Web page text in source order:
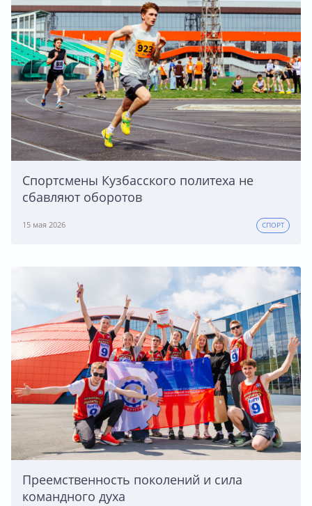
Спортсмены Кузбасского политеха не
сбавляют оборотов
15 мая 2026 СПОРТ
Преемственность поколений и сила
командного духа